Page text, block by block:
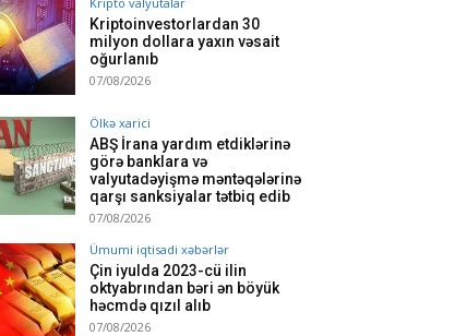
Kriptoinvestorlardan 30
milyon dollara yaxın vəsait
oğurlanıb
07/08/2026
Ölkə xarici
ABŞ İrana yardım etdiklərinə
görə banklara və
valyutadəyişmə məntəqələrinə
qarşı sanksiyalar tətbiq edib
07/08/2026
Ümumi iqtisadi xəbərlər
Çin iyulda 2023-cü ilin
oktyabrından bəri ən böyük
həcmdə qızıl alıb
07/08/2026